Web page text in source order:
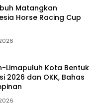
Matangkan
Horse Racing Cup
Limapuluh Kota Bentuk
2026 dan OKK, Bahas